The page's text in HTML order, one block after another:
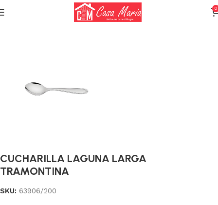
0
Cuchillería y Cubiertos Cubiertos
CUCHARILLA LAGUNA LARGA
TRAMONTINA
SKU: 63906/200